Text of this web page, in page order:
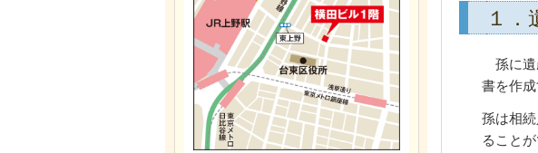
１．
孫に遺
書を作成
孫は相
ること